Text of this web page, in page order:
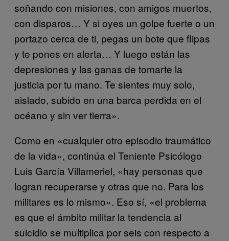
soñando con misiones, con amigos muertos,
con disparos… Y si oyes un golpe fuerte o un
portazo cerca de ti, pegas un bote que flipas
y te pones en alerta… Y luego están las
depresiones y las ganas de tomarte la
justicia por tu mano. Te sientes muy solo,
aislado, subido en una barca perdida en el
océano y sin ver tierra».
Como en «cualquier otro episodio traumático
de la vida», continúa el Teniente Psicólogo
Luis García Villameriel, «hay personas que
logran recuperarse y otras que no. Para los
militares es lo mismo». Eso sí, «el problema
es que el ámbito militar la tendencia al
suicidio se multiplica por seis con respecto a